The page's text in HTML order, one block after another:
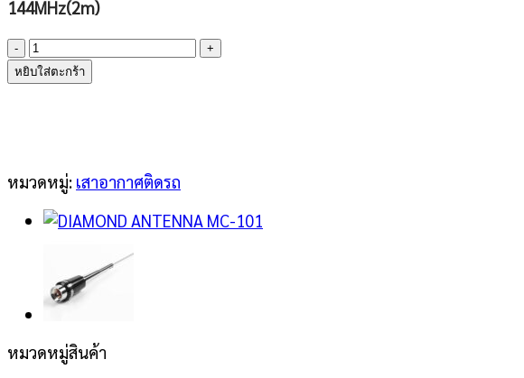
144MHz(2m)
จำนวน
DIAMOND
ANTENNA
หยิบใส่ตะกร้า
หมวดหมู่: เสาอากาศติดรถ
หมวดหมู่สินค้า